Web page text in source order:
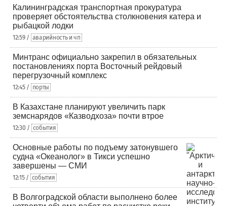
Калининградская транспортная прокуратура
проверяет обстоятельства столкновения катера и
рыбацкой лодки
12:59 / аварийность и чп
Минтранс официально закрепил в обязательных
постановлениях порта Восточный рейдовый
перегрузочный комплекс
12:45 / порты
В Казахстане планируют увеличить парк
земснарядов «Казводхоза» почти втрое
12:30 / события
Основные работы по подъему затонувшего
судна «Океанолог» в Тикси успешно
завершены — СМИ
12:15 / события
В Волгоградской области выполнено более